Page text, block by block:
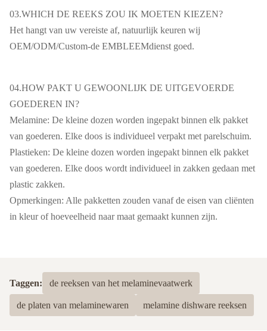
03.WHICH DE REEKS ZOU IK MOETEN KIEZEN?
Het hangt van uw vereiste af, natuurlijk keuren wij
OEM/ODM/Custom-de EMBLEEMdienst goed.
04.HOW PAKT U GEWOONLIJK DE UITGEVOERDE
GOEDEREN IN?
Melamine: De kleine dozen worden ingepakt binnen elk pakket
van goederen. Elke doos is individueel verpakt met parelschuim.
Plastieken: De kleine dozen worden ingepakt binnen elk pakket
van goederen. Elke doos wordt individueel in zakken gedaan met
plastic zakken.
Opmerkingen: Alle pakketten zouden vanaf de eisen van cliënten
in kleur of hoeveelheid naar maat gemaakt kunnen zijn.
Taggen: de reeksen van het melaminevaatwerk
de platen van melaminewaren melamine dishware reeksen